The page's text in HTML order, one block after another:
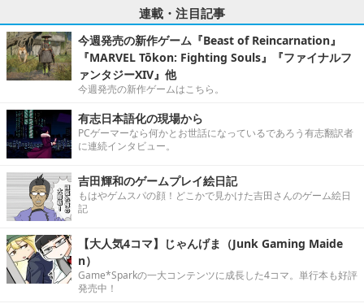
連載・注目記事
今週発売の新作ゲーム『Beast of Reincarnation』
『MARVEL Tōkon: Fighting Souls』『ファイナルフ
ァンタジーXIV』他
今週発売の新作ゲームはこちら。
有志日本語化の現場から
PCゲーマーなら何かとお世話になっているであろう有志翻訳者
に連続インタビュー。
吉田輝和のゲームプレイ絵日記
もはやゲムスパの顔！どこかで見かけた吉田さんのゲーム絵日
記
【大人気4コマ】じゃんげま（Junk Gaming Maide
n）
Game*Sparkの一大コンテンツに成長した4コマ。単行本も好評
発売中！